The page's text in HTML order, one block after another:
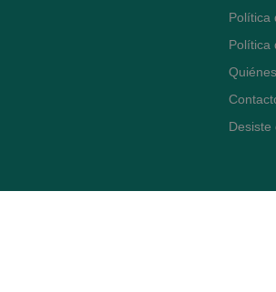
Política
Política
Desiste